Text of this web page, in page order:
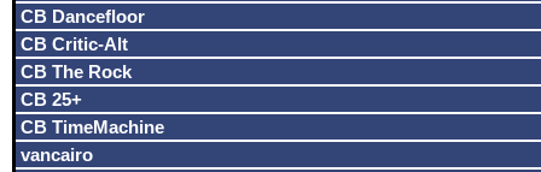
CB Dancefloor
CB Critic-Alt
CB The Rock
CB 25+
CB TimeMachine
vancairo